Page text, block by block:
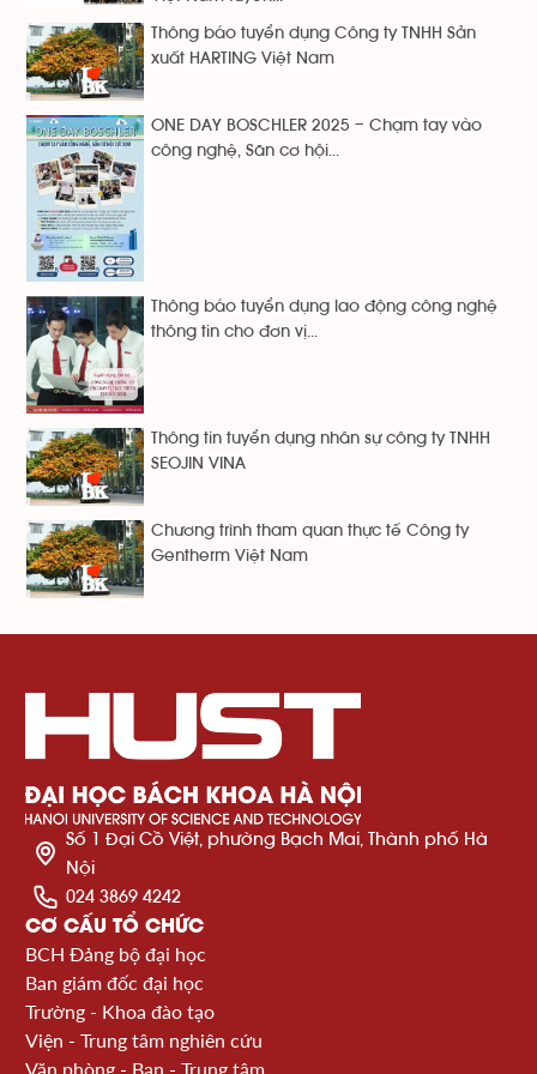
Thông báo tuyển dụng Công ty TNHH Sản
xuất HARTING Việt Nam
ONE DAY BOSCHLER 2025 – Chạm tay vào
công nghệ, Săn cơ hội...
Thông báo tuyển dụng lao động công nghệ
thông tin cho đơn vị...
Thông tin tuyển dụng nhân sự công ty TNHH
SEOJIN VINA
Chương trình tham quan thực tế Công ty
Gentherm Việt Nam
Số 1 Đại Cồ Việt, phường Bạch Mai, Thành phố Hà
Nội
024 3869 4242
CƠ CẤU TỔ CHỨC
BCH Đảng bộ đại học
Ban giám đốc đại học
Trường - Khoa đào tạo
Viện - Trung tâm nghiên cứu
Văn phòng - Ban - Trung tâm